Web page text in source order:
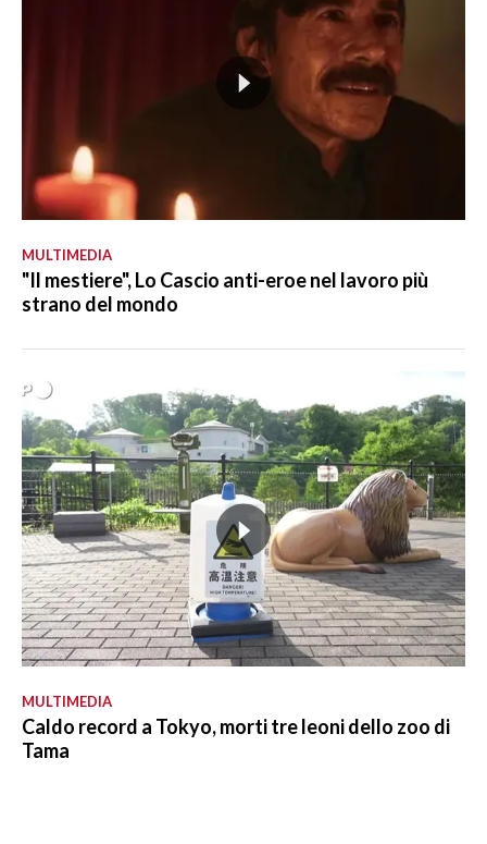
MULTIMEDIA
"Il mestiere", Lo Cascio anti-eroe nel lavoro più
strano del mondo
MULTIMEDIA
Caldo record a Tokyo, morti tre leoni dello zoo di
Tama